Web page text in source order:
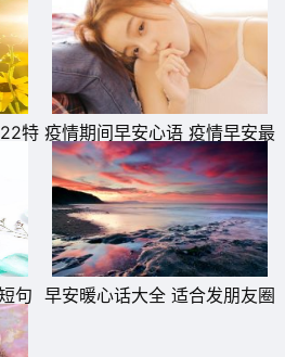
给一个伤心的落伍者颁发奖牌。
关上了心。爱情这东西，时间很
特 疫情期间早安心语 疫情早安最
暖心的一句话
句
早安暖心话大全 适合发朋友圈